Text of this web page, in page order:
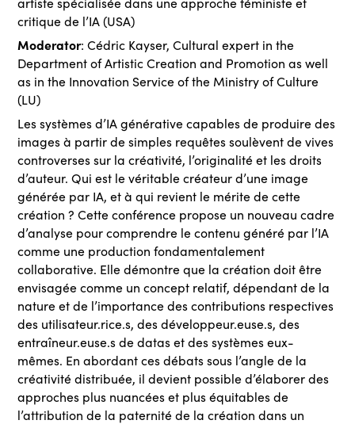
critique de l’IA (USA)
Moderator: Cédric Kayser, Cultural expert in the
Department of Artistic Creation and Promotion as well
as in the Innovation Service of the Ministry of Culture
(LU)
Les systèmes d’IA générative capables de produire des
images à partir de simples requêtes soulèvent de vives
controverses sur la créativité, l’originalité et les droits
d’auteur. Qui est le véritable créateur d’une image
générée par IA, et à qui revient le mérite de cette
création ? Cette conférence propose un nouveau cadre
d’analyse pour comprendre le contenu généré par l’IA
comme une production fondamentalement
collaborative. Elle démontre que la création doit être
envisagée comme un concept relatif, dépendant de la
nature et de l’importance des contributions respectives
des utilisateur.rice.s, des développeur.euse.s, des
entraîneur.euse.s de datas et des systèmes eux-
mêmes. En abordant ces débats sous l’angle de la
créativité distribuée, il devient possible d’élaborer des
approches plus nuancées et plus équitables de
l’attribution de la paternité de la création dans un